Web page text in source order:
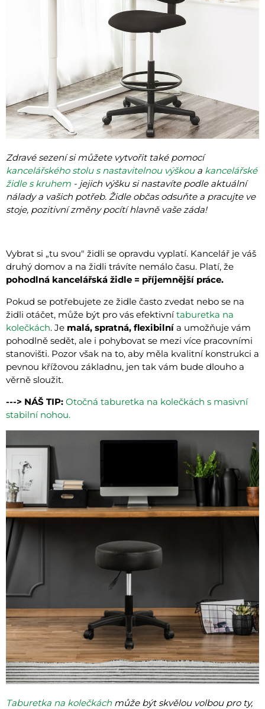
Zdravé sezení si můžete vytvořit také pomocí
kancelářského stolu s nastavitelnou výškou a kancelářské
židle s kruhem - jejich výšku si nastavíte podle aktuální
nálady a vašich potřeb. Židle občas odsuňte a pracujte ve
stoje, pozitivní změny pocítí hlavně vaše záda!
Vybrat si „tu svou" židli se opravdu vyplatí. Kancelář je váš
druhý domov a na židli trávíte nemálo času. Platí, že
pohodlná kancelářská židle = příjemnější práce.
Pokud se potřebujete ze židle často zvedat nebo se na
židli otáčet, může být pro vás efektivnítaburetka na
kolečkách. Je malá, spratná, flexibilní a umožňuje vám
pohodlně sedět, ale i pohybovat se mezi více pracovními
stanovišti. Pozor však na to, aby měla kvalitní konstrukci a
pevnou křížovou základnu, jen tak vám bude dlouho a
věrně sloužit.
---> NÁŠ TIP: Otočná taburetka na kolečkách s masivní
stabilní nohou.
Taburetka na kolečkách může být skvělou volbou pro ty,